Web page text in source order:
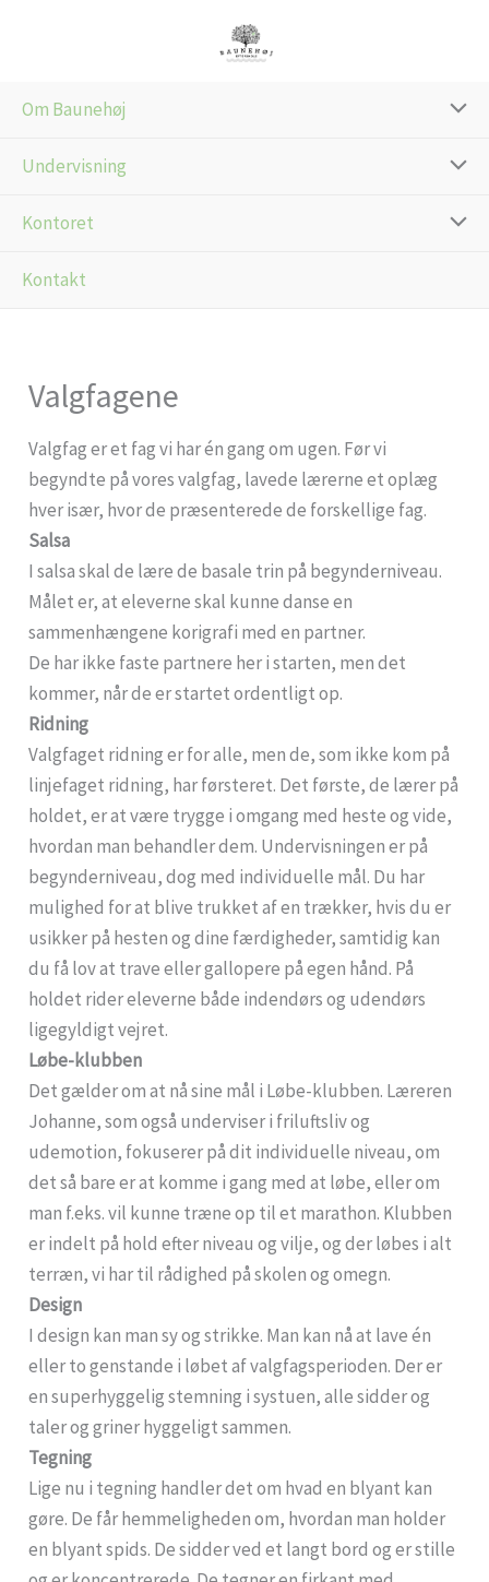
Om Baunehøj
Undervisning
Kontoret
Kontakt
Valgfagene
Valgfag er et fag vi har én gang om ugen. Før vi
begyndte på vores valgfag, lavede lærerne et oplæg
hver især, hvor de præsenterede de forskellige fag.
Salsa
I salsa skal de lære de basale trin på begynderniveau.
Målet er, at eleverne skal kunne danse en
sammenhængene korigrafi med en partner.
De har ikke faste partnere her i starten, men det
kommer, når de er startet ordentligt op.
Ridning
Valgfaget ridning er for alle, men de, som ikke kom på
linjefaget ridning, har førsteret. Det første, de lærer på
holdet, er at være trygge i omgang med heste og vide,
hvordan man behandler dem. Undervisningen er på
begynderniveau, dog med individuelle mål. Du har
mulighed for at blive trukket af en trækker, hvis du er
usikker på hesten og dine færdigheder, samtidig kan
du få lov at trave eller gallopere på egen hånd. På
holdet rider eleverne både indendørs og udendørs
ligegyldigt vejret.
Løbe-klubben
Det gælder om at nå sine mål i Løbe-klubben. Læreren
Johanne, som også underviser i friluftsliv og
udemotion, fokuserer på dit individuelle niveau, om
det så bare er at komme i gang med at løbe, eller om
man f.eks. vil kunne træne op til et marathon. Klubben
er indelt på hold efter niveau og vilje, og der løbes i alt
terræn, vi har til rådighed på skolen og omegn.
Design
I design kan man sy og strikke. Man kan nå at lave én
eller to genstande i løbet af valgfagsperioden. Der er
en superhyggelig stemning i systuen, alle sidder og
taler og griner hyggeligt sammen.
Tegning
Lige nu i tegning handler det om hvad en blyant kan
gøre. De får hemmeligheden om, hvordan man holder
en blyant spids. De sidder ved et langt bord og er stille